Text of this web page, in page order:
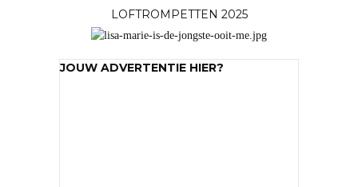
LOFTROMPETTEN 2025
JOUW ADVERTENTIE HIER?